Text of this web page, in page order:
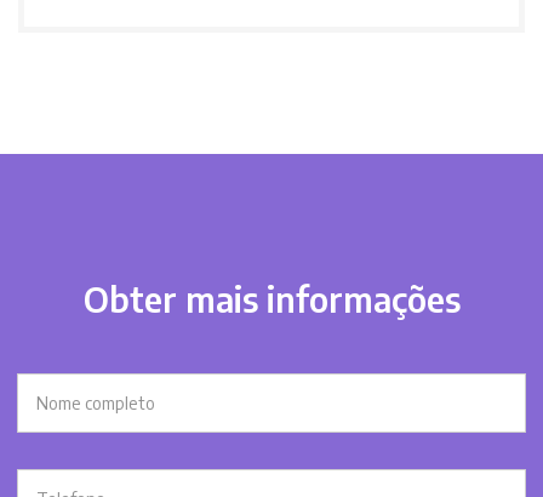
Obter mais informações